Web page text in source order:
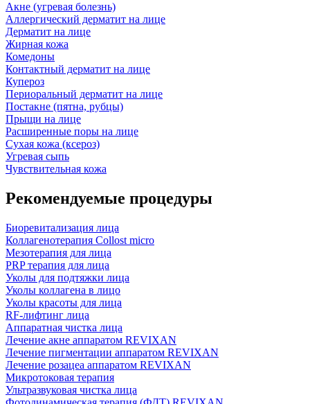
Акне (угревая болезнь)
Аллергический дерматит на лице
Дерматит на лице
Жирная кожа
Комедоны
Контактный дерматит на лице
Купероз
Периоральный дерматит на лице
Постакне (пятна, рубцы)
Прыщи на лице
Расширенные поры на лице
Сухая кожа (ксероз)
Угревая сыпь
Чувствительная кожа
Рекомендуемые процедуры
Биоревитализация лица
Коллагенотерапия Collost micro
Мезотерапия для лица
PRP терапия для лица
Уколы для подтяжки лица
Уколы коллагена в лицо
Уколы красоты для лица
RF-лифтинг лица
Аппаратная чистка лица
Лечение акне аппаратом REVIXAN
Лечение пигментации аппаратом REVIXAN
Лечение розацеа аппаратом REVIXAN
Микротоковая терапия
Ультразвуковая чистка лица